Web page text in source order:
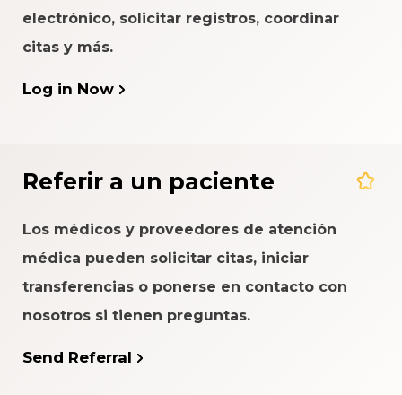
electrónico, solicitar registros, coordinar
citas y más.
Log in Now
Referir a un paciente
Los médicos y proveedores de atención
médica pueden solicitar citas, iniciar
transferencias o ponerse en contacto con
nosotros si tienen preguntas.
Send Referral